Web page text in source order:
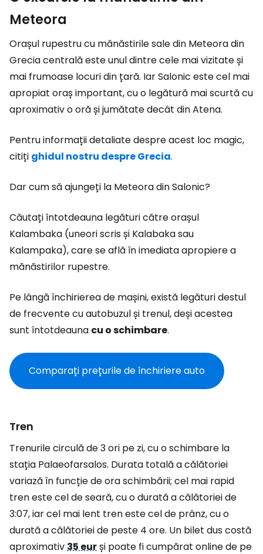
Meteora
Orașul rupestru cu mănăstirile sale din Meteora din
Grecia centrală este unul dintre cele mai vizitate și
mai frumoase locuri din țară. Iar Salonic este cel mai
apropiat oraș important, cu o legătură mai scurtă cu
aproximativ o oră și jumătate decât din Atena.
Pentru informații detaliate despre acest loc magic,
citiți ghidul nostru despre Grecia.
Dar cum să ajungeți la Meteora din Salonic?
Căutați întotdeauna legături către orașul
Kalambaka (uneori scris și Kalabaka sau
Kalampaka), care se află în imediata apropiere a
mănăstirilor rupestre.
Pe lângă închirierea de mașini, există legături destul
de frecvente cu autobuzul și trenul, deși acestea
sunt întotdeauna cu o schimbare.
Comparați prețurile de închiriere auto
Tren
Trenurile circulă de 3 ori pe zi, cu o schimbare la
stația Palaeofarsalos. Durata totală a călătoriei
variază în funcție de ora schimbării; cel mai rapid
tren este cel de seară, cu o durată a călătoriei de
3:07, iar cel mai lent tren este cel de prânz, cu o
durată a călătoriei de peste 4 ore. Un bilet dus costă
aproximativ35 eurși poate fi cumpărat online de pe